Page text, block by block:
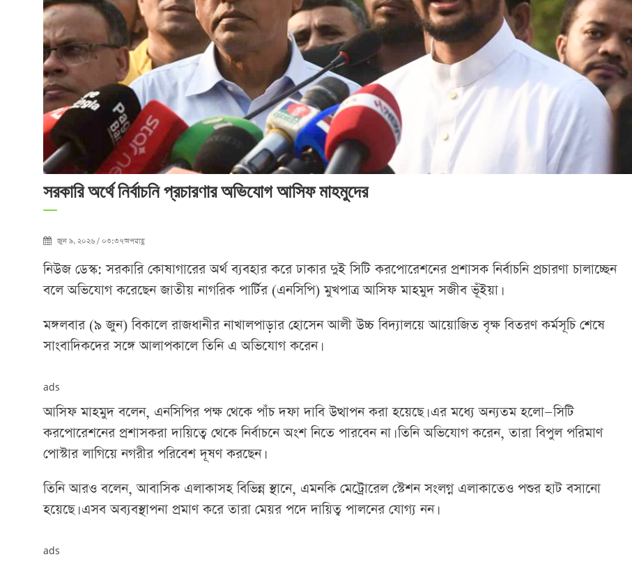
সরকারি অর্থে নির্বাচনি প্রচারণার অভিযোগ আসিফ মাহমুদের
জুন ৯, ২০২৬ / ০৩:৩৭অপরাহ্ণ
নিউজ ডেস্ক: সরকারি কোষাগারের অর্থ ব্যবহার করে ঢাকার দুই সিটি করপোরেশনের প্রশাসক নির্বাচনি প্রচারণা চালাচ্ছেন
বলে অভিযোগ করেছেন জাতীয় নাগরিক পার্টির (এনসিপি) মুখপাত্র আসিফ মাহমুদ সজীব ভূঁইয়া।
মঙ্গলবার (৯ জুন) বিকালে রাজধানীর নাখালপাড়ার হোসেন আলী উচ্চ বিদ্যালয়ে আয়োজিত বৃক্ষ বিতরণ কর্মসূচি শেষে
সাংবাদিকদের সঙ্গে আলাপকালে তিনি এ অভিযোগ করেন।
ads
আসিফ মাহমুদ বলেন, এনসিপির পক্ষ থেকে পাঁচ দফা দাবি উত্থাপন করা হয়েছে। এর মধ্যে অন্যতম হলো—সিটি
করপোরেশনের প্রশাসকরা দায়িত্বে থেকে নির্বাচনে অংশ নিতে পারবেন না। তিনি অভিযোগ করেন, তারা বিপুল পরিমাণ
পোস্টার লাগিয়ে নগরীর পরিবেশ দূষণ করছেন।
তিনি আরও বলেন, আবাসিক এলাকাসহ বিভিন্ন স্থানে, এমনকি মেট্রোরেল স্টেশন সংলগ্ন এলাকাতেও পশুর হাট বসানো
হয়েছে। এসব অব্যবস্থাপনা প্রমাণ করে তারা মেয়র পদে দায়িত্ব পালনের যোগ্য নন।
ads